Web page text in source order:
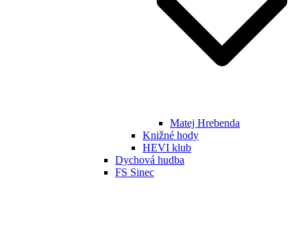
Matej Hrebenda
Knižné hody
HEVI klub
Dychová hudba
FS Sinec